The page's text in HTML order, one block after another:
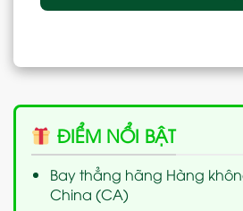
ĐIỂM NỔI BẬT
Bay thẳng hãng Hàng
China (CA)